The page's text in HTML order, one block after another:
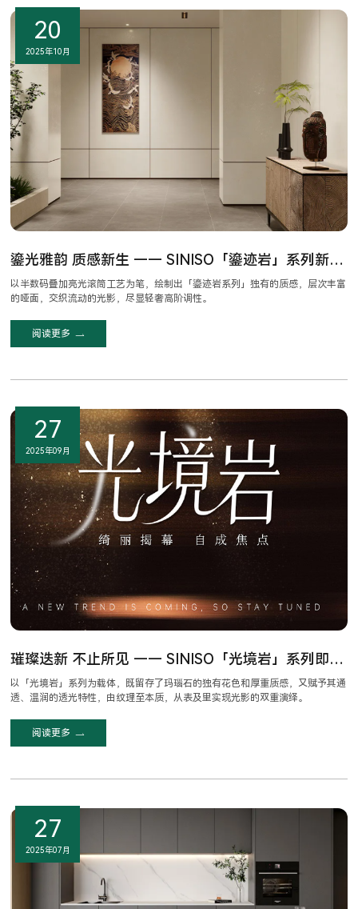
20
2025年10月
鎏光雅韵 质感新生 —— SINISO「鎏迹岩」系列新品呈现
以半数码叠加亮光滚筒工艺为笔，绘制出「鎏迹岩系列」独有的质感，层次丰富
的哑面，交织流动的光影，尽显轻奢高阶调性。
阅读更多
27
2025年09月
璀璨迭新 不止所见 —— SINISO「光境岩」系列即将上市
以「光境岩」系列为载体，既留存了玛瑙石的独有花色和厚重质感，又赋予其通
透、温润的透光特性，由纹理至本质，从表及里实现光影的双重演绎。
阅读更多
27
2025年07月